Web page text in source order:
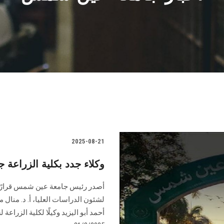
2025-08-21
وكلاء جدد بكلية
أصدر رئيس جامعة عين شمس قرارًا
لشئون الدراسات العليا، أ. د. منال
أحمد أبو اليزيد وكيلًا لكلية